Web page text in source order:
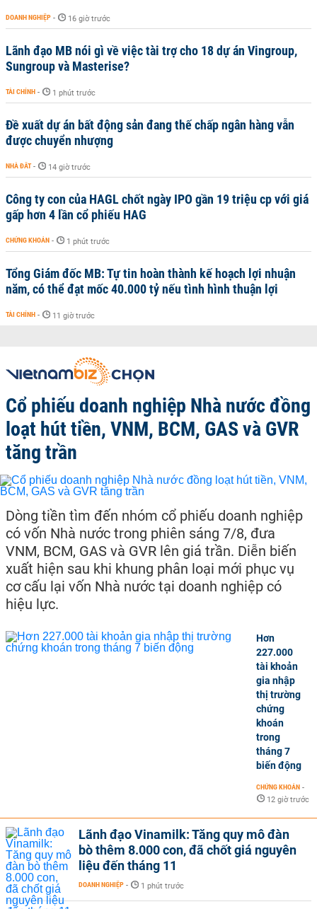
DOANH NGHIỆP - 16 giờ trước
Lãnh đạo MB nói gì về việc tài trợ cho 18 dự án Vingroup,
Sungroup và Masterise?
TÀI CHÍNH - 1 phút trước
Đề xuất dự án bất động sản đang thế chấp ngân hàng vẫn
được chuyển nhượng
NHÀ ĐẤT - 14 giờ trước
Công ty con của HAGL chốt ngày IPO gần 19 triệu cp với giá
gấp hơn 4 lần cổ phiếu HAG
CHỨNG KHOÁN - 1 phút trước
Tổng Giám đốc MB: Tự tin hoàn thành kế hoạch lợi nhuận
năm, có thể đạt mốc 40.000 tỷ nếu tình hình thuận lợi
TÀI CHÍNH - 11 giờ trước
Cổ phiếu doanh nghiệp Nhà nước đồng
loạt hút tiền, VNM, BCM, GAS và GVR
tăng trần
Dòng tiền tìm đến nhóm cổ phiếu doanh nghiệp
có vốn Nhà nước trong phiên sáng 7/8, đưa
VNM, BCM, GAS và GVR lên giá trần. Diễn biến
xuất hiện sau khi khung phân loại mới phục vụ
cơ cấu lại vốn Nhà nước tại doanh nghiệp có
hiệu lực.
Hơn
227.000
tài khoản
gia nhập
thị trường
chứng
khoán
trong
tháng 7
biến động
CHỨNG KHOÁN -
12 giờ trước
Lãnh đạo Vinamilk: Tăng quy mô đàn
bò thêm 8.000 con, đã chốt giá nguyên
liệu đến tháng 11
DOANH NGHIỆP - 1 phút trước